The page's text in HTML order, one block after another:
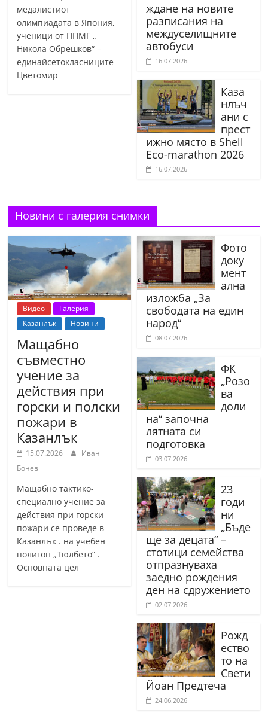
медалистиот
олимпиадата в Япония,
ученици от ППМГ „
Никола Обрешков“ –
единайсетокласниците
Цветомир
ждане на новите
разписания на
междуселищните
автобуси
16.07.2026
Каза
нлъч
ани с
прест
ижно място в Shell
Eco-marathon 2026
16.07.2026
Новини с галерия снимки
Видео
Галерия
Казанлък
Новини
Мащабно
съвместно
учение за
действия при
горски и полски
пожари в
Казанлък
15.07.2026
Иван
Бонев
Мащабно тактико-
специално учение за
действия при горски
пожари се проведе в
Казанлък . на учебен
полигон „Тюлбето“ .
Основната цел
Фото
доку
мент
ална
изложба „За
свободата на един
народ“
08.07.2026
ФК
„Розо
ва
доли
на“ започна
лятната си
подготовка
03.07.2026
23
годи
ни
„Бъде
ще за децата“ –
стотици семейства
отпразнуваха
заедно рождения
ден на сдружението
02.07.2026
Рожд
ество
то на
Свети
Йоан Предтеча
24.06.2026